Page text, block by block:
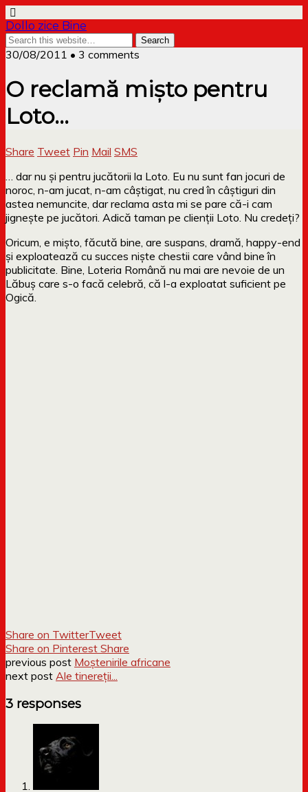
Dollo zice Bine
30/08/2011 • 3 comments
O reclamă mișto pentru
Loto…
Share Tweet Pin Mail SMS
… dar nu și pentru jucătorii la Loto. Eu nu sunt fan jocuri de
noroc, n-am jucat, n-am câștigat, nu cred în câștiguri din
astea nemuncite, dar reclama asta mi se pare că-i cam
jignește pe jucători. Adică taman pe clienții Loto. Nu credeți?
Oricum, e mișto, făcută bine, are suspans, dramă, happy-end
și exploatează cu succes niște chestii care vând bine în
publicitate. Bine, Loteria Română nu mai are nevoie de un
Lăbuș care s-o facă celebră, că l-a exploatat suficient pe
Ogică.
Share on TwitterTweet
Share on Pinterest Share
previous post Moștenirile africane
next post Ale tinereții...
3 responses